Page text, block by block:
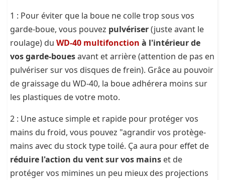
1 : Pour éviter que la boue ne colle trop sous vos
garde-boue, vous pouvez pulvériser(juste avant le
roulage) du WD-40 multifonction à l'intérieur de
vos garde-bouesavant et arrière (attention de pas en
pulvériser sur vos disques de frein). Grâce au pouvoir
de graissage du WD-40, la boue adhérera moins sur
les plastiques de votre moto.
2 : Une astuce simple et rapide pour protéger vos
mains du froid, vous pouvez "agrandir vos protège-
mains avec du stock type toilé. Ça aura pour effet de
réduire l'action du vent sur vos mains et de
protéger vos mimines un peu mieux des projections